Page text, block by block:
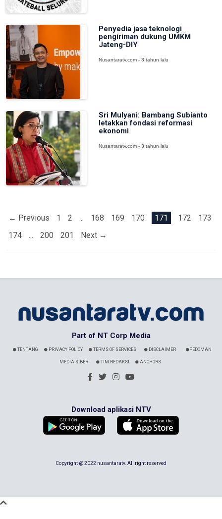
Penyedia jasa teknologi
pengiriman dukung UMKM
Jateng-DIY
Nusantaratv.com - 3 tahun lalu
Sri Mulyani: Bambang Subianto
letakkan fondasi reformasi
ekonomi
Nusantaratv.com - 3 tahun lalu
← Previous 1 2 ... 168 169 170 171 172
173
174
... 200 201 Next →
Part of NT Corp Media
TENTANG PRIVACY POLICY TERMS OF SERVICES DISCLAIMER PEDOMAN
MEDIA SIBER TIM REDAKSI ANCHORS
Download aplikasi NTV
Copyright @ 2022 nusantaratv. All right reserved